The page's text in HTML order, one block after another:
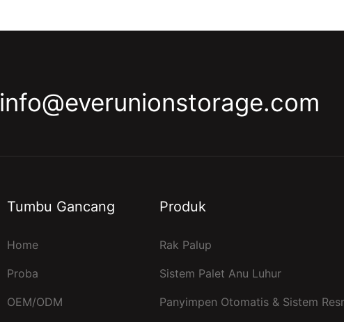
info@everunionstorage.com
Tumbu Gancang
Home
Proba
OEM/ODM
Produk
Rak Palup
Sistem Palet Anu Luhur
Panyimpen Otomatis & Sistem